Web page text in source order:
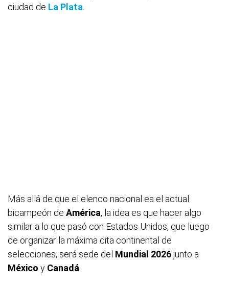
ciudad de La Plata.
Más allá de que el elenco nacional es el actual
bicampeón de América, la idea es que hacer algo
similar a lo que pasó con Estados Unidos, que luego
de organizar la máxima cita continental de
selecciones, será sede del Mundial 2026junto a
México y Canadá.